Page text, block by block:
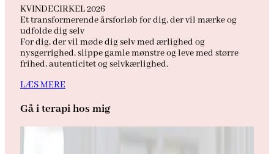
KVINDECIRKEL 2026
Et transformerende årsforløb for dig, der vil mærke og
udfolde dig selv
For dig, der vil møde dig selv med ærlighed og
nysgerrighed, slippe gamle mønstre og leve med større
frihed, autenticitet og selvkærlighed.
LÆS MERE
Gå i terapi hos mig